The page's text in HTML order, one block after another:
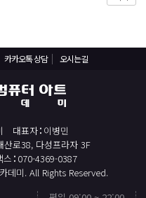
카카오톡 상담 오시는길
대표자 이병민
산로38, 다성프라자 3F
스 070-4369-0387
데미. All Rights Reserved.